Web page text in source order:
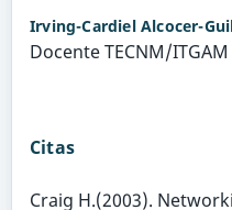
Irving-Cardiel Alcocer-
Docente TECNM/ITGAM
Citas
Craig H.(2003).